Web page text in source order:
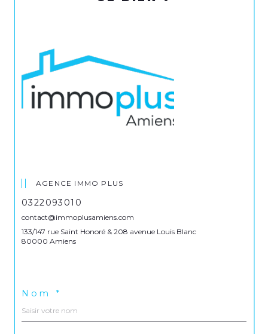
AGENCE IMMO PLUS
0322093010
contact@immoplusamiens.com
133/147 rue Saint Honoré & 208 avenue Louis Blanc
80000 Amiens
Nom *